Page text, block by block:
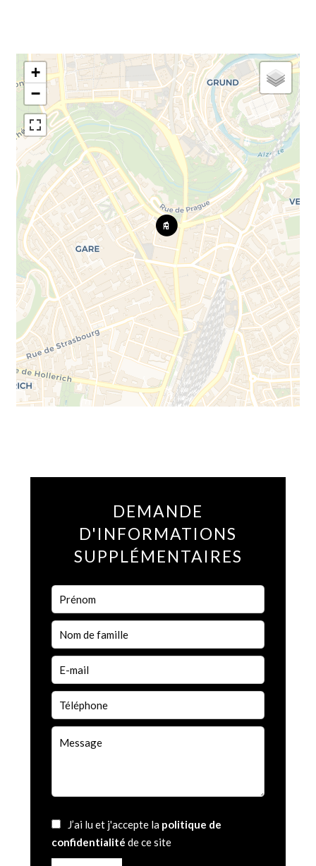
+
−
DEMANDE
D'INFORMATIONS
SUPPLÉMENTAIRES
J’ai lu et j'accepte la politique de
confidentialité de ce site